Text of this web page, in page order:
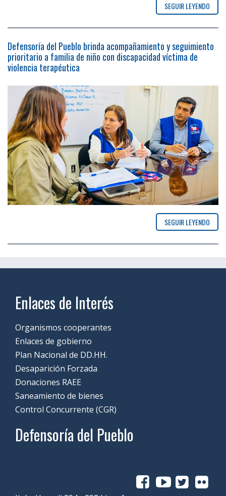
SEGUIR LEYENDO
Defensoría del Pueblo brinda acompañamiento y seguimiento
prioritario a familia de niño con discapacidad víctima de
violencia terapéutica
SEGUIR LEYENDO
Enlaces de Interés
Organismos cooperantes
Enlaces de gobierno
Plan Nacional de DD.HH.
Desaparición Forzada
Donaciones RAEE
Saneamiento de bienes
Control Concurrente (CGR)
Defensoría del Pueblo